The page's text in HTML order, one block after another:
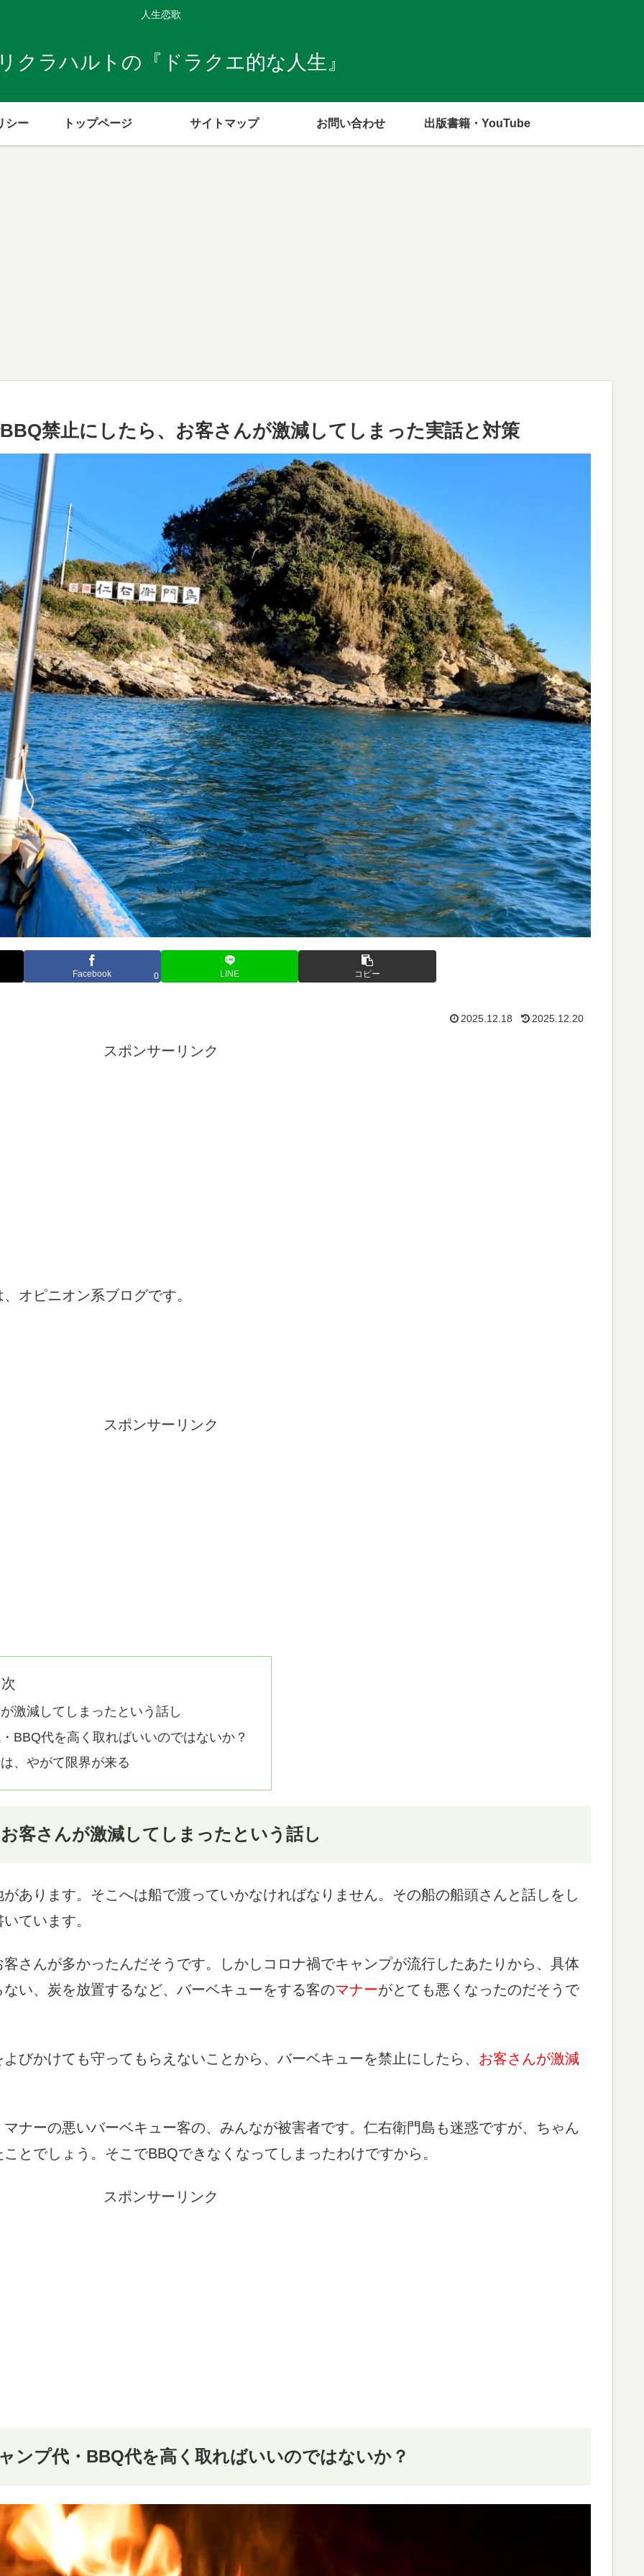
人生恋歌
クラハルトの『ドラクエ的な人生』
シー トップページ サイトマップ お問い合わせ 出版書籍・YouTube
禁止にしたら、お客さんが激減してしまった実話と対策
Facebook 0 LINE コピー
2025.12.18 2025.12.20
スポンサーリンク
オピニオン系ブログです。
スポンサーリンク
激減してしまったという話し
BBQ代を高く取ればいいのではないか？
、やがて限界が来る
客さんが激減してしまったという話し
あります。そこへは船で渡っていかなければなりません。その船の船頭さんと話しをし
ています。
さんが多かったんだそうです。しかしコロナ禍でキャンプが流行したあたりから、具体
い、炭を放置するなど、バーベキューをする客のマナーがとても悪くなったのだそうで
びかけても守ってもらえないことから、バーベキューを禁止にしたら、 お客さんが激減
ナーの悪いバーベキュー客の、みんなが被害者です。仁右衛門島も迷惑ですが、ちゃん
とでしょう。そこでBBQできなくなってしまったわけですから。
スポンサーリンク
ンプ代・BBQ代を高く取ればいいのではないか？